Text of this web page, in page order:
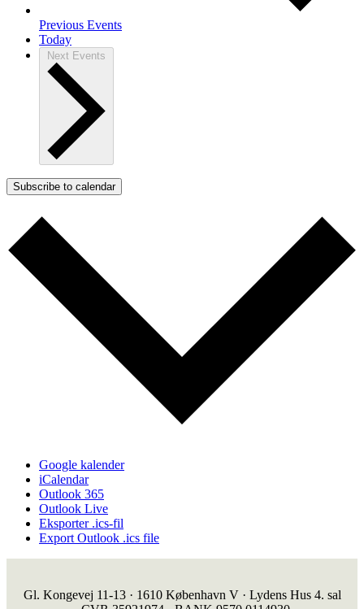
Previous Events
Today
Next Events
Subscribe to calendar
Google kalender
iCalendar
Outlook 365
Outlook Live
Eksporter .ics-fil
Export Outlook .ics file
Gl. Kongevej 11-13 · 1610 København V · Lydens Hus 4. sal